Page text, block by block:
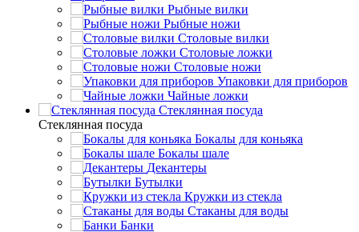
Рыбные вилки
Рыбные ножи
Столовые вилки
Столовые ложки
Столовые ножи
Упаковки для приборов
Чайные ложки
Стеклянная посуда
Стеклянная посуда
Бокалы для коньяка
Бокалы шале
Декантеры
Бутылки
Кружки из стекла
Стаканы для воды
Банки